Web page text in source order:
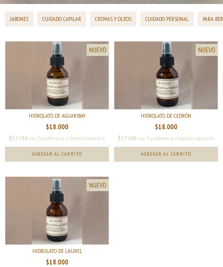
JABONES CUIDADO CAPILAR CREMAS Y OLEOS CUIDADO PERSONAL PARA
NUEVO
HIDROLATO DE AGUARIBAY
$18.000
$17.280 con Transferencia o depósito bancario
NUEVO
HIDROLATO DE CEDRÓN
$18.000
$17.280 con Transferencia o depósito bancario
NUEVO
HIDROLATO DE LAUREL
$18.000